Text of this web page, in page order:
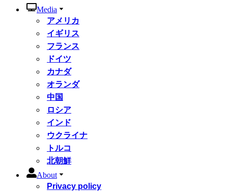
Media
アメリカ
イギリス
フランス
ドイツ
カナダ
オランダ
中国
ロシア
インド
ウクライナ
トルコ
北朝鮮
About
Privacy policy